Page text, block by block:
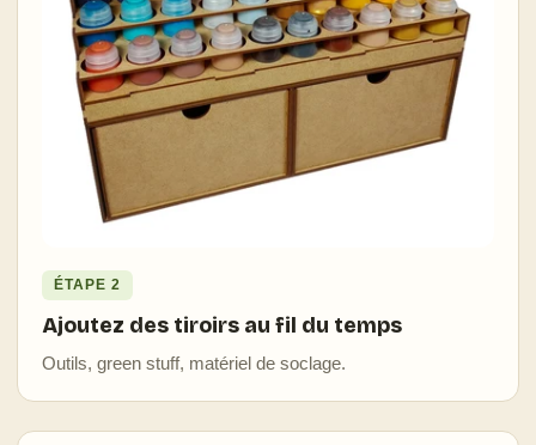
ÉTAPE 2
Ajoutez des tiroirs au fil du temps
Outils, green stuff, matériel de soclage.